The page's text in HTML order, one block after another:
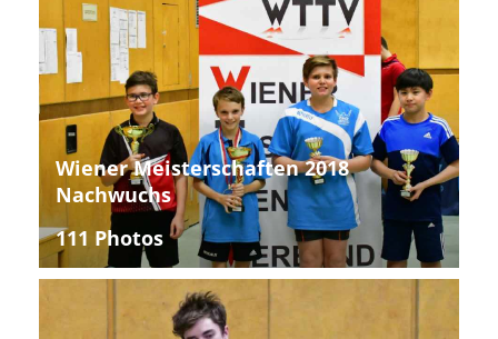
Wiener Meisterschaften 2018
Nachwuchs
111 Photos